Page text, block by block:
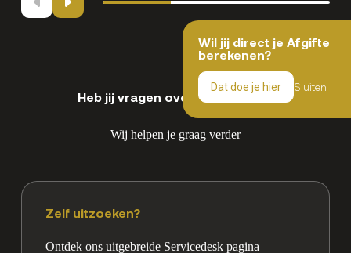
Heb jij vragen over dit product?
Wij helpen je graag verder
Zelf uitzoeken?
Ontdek ons uitgebreide Servicedesk pagina
Wil jij direct je Afgifte
berekenen?
Dat doe je hier Sluiten